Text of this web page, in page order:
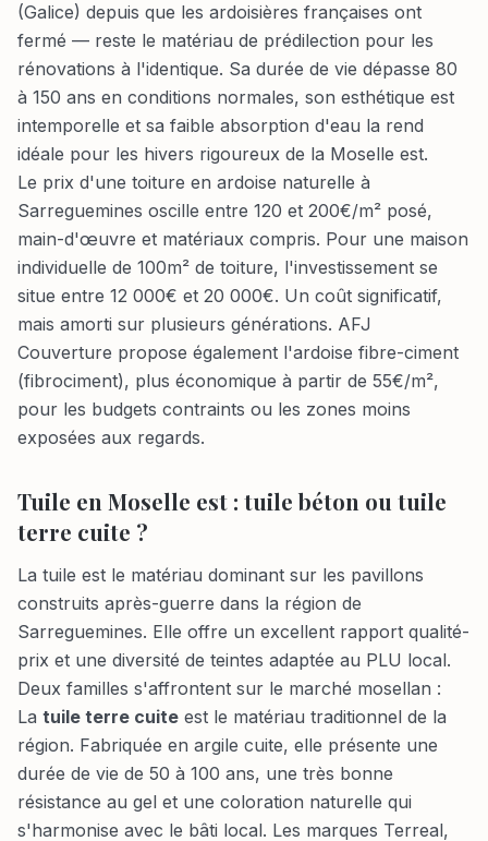
(Galice) depuis que les ardoisières françaises ont
fermé — reste le matériau de prédilection pour les
rénovations à l'identique. Sa durée de vie dépasse 80
à 150 ans en conditions normales, son esthétique est
intemporelle et sa faible absorption d'eau la rend
idéale pour les hivers rigoureux de la Moselle est.
Le prix d'une toiture en ardoise naturelle à
Sarreguemines oscille entre 120 et 200€/m² posé,
main-d'œuvre et matériaux compris. Pour une maison
individuelle de 100m² de toiture, l'investissement se
situe entre 12 000€ et 20 000€. Un coût significatif,
mais amorti sur plusieurs générations. AFJ
Couverture propose également l'ardoise fibre-ciment
(fibrociment), plus économique à partir de 55€/m²,
pour les budgets contraints ou les zones moins
exposées aux regards.
Tuile en Moselle est : tuile béton ou tuile
terre cuite ?
La tuile est le matériau dominant sur les pavillons
construits après-guerre dans la région de
Sarreguemines. Elle offre un excellent rapport qualité-
prix et une diversité de teintes adaptée au PLU local.
Deux familles s'affrontent sur le marché mosellan :
La tuile terre cuite est le matériau traditionnel de la
région. Fabriquée en argile cuite, elle présente une
durée de vie de 50 à 100 ans, une très bonne
résistance au gel et une coloration naturelle qui
s'harmonise avec le bâti local. Les marques Terreal,